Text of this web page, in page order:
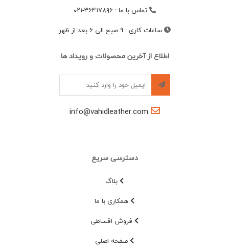
تماس با ما : ۳۶۴۱۷۸۹۶-۰۲۱
ساعات کاری : 9 صبح الی 6 بعد از ظهر
اطلاع از آخرین محصولات و رویداد ها
info@vahidleather.com
دسترسی سریع
بلاگ
همکاری با ما
فروش اقساطی
صفحه اصلی